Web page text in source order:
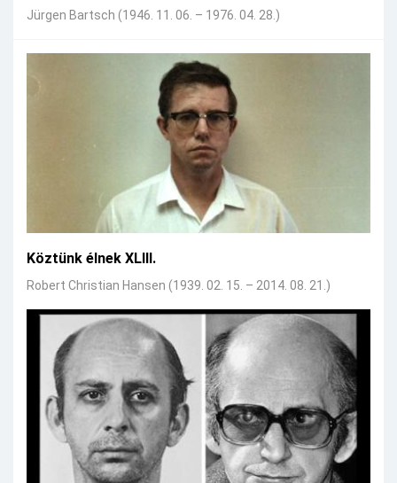
Jürgen Bartsch (1946. 11. 06. – 1976. 04. 28.)
Köztünk élnek XLIII.
Robert Christian Hansen (1939. 02. 15. – 2014. 08. 21.)